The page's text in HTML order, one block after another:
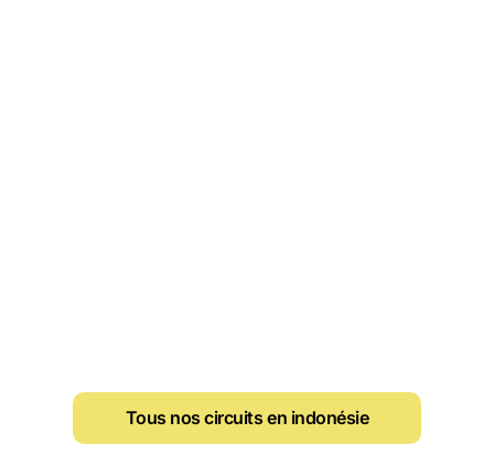
Tous nos circuits en indonésie